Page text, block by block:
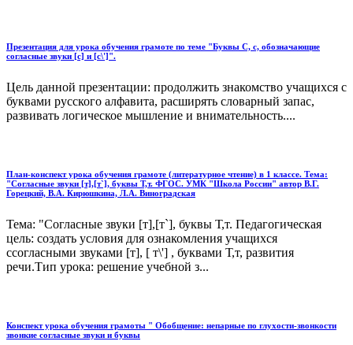
Презентация для урока обучения грамоте по теме "Буквы С, с, обозначающие
согласные звуки [с] и [с\']".
Цель данной презентации: продолжить знакомство учащихся с
буквами русского алфавита, расширять словарный запас,
развивать логическое мышление и внимательность....
План-конспект урока обучения грамоте (литературное чтение) в 1 классе. Тема:
"Согласные звуки [т],[т`], буквы Т,т. ФГОС. УМК "Школа России" автор В.Г.
Горецкий, В.А. Кирюшкина, Л.А. Виноградская
Тема: "Согласные звуки [т],[т`], буквы Т,т. Педагогическая
цель: создать условия для ознакомления учащихся
ссогласными звуками [т], [ т\'] , буквами Т,т, развития
речи.Тип урока: решение учебной з...
Конспект урока обучения грамоты " Обобщение: непарные по глухости-звонкости
звонкие согласные звуки и буквы